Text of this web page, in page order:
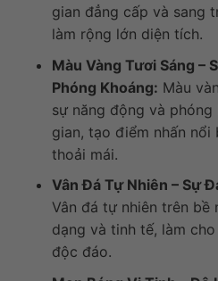
gian đẳng cấp và sang
làm rộng lớn diện tích.
Màu Vàng Tươi Sáng –
Phóng Khoáng: Màu
sự năng động và
gian, tạo điểm nhấn
thoải mái.
Vân Đá Tự Nhiên – Sự
Vân đá tự nhiên trên bề
dạng và tinh tế, làm
độc đáo.